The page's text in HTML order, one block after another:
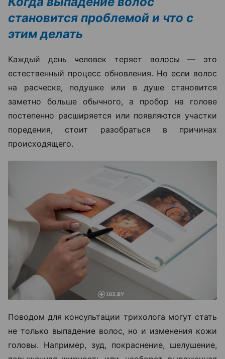
становится проблемой и что с
этим делать
Каждый день человек теряет волосы — это
естественный процесс обновления. Но если волос
на расческе, подушке или в душе становится
заметно больше обычного, а пробор на голове
постепенно расширяется или появляются участки
поредения, стоит разобраться в причинах
происходящего.
Поводом для консультации трихолога могут стать
не только выпадение волос, но и изменения кожи
головы. Например, зуд, покраснение, шелушение,